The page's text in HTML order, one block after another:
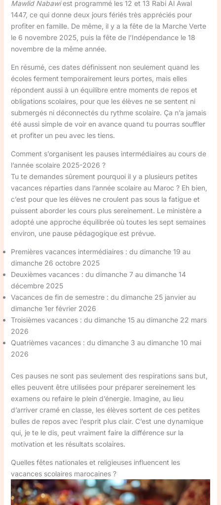
Mawlid Nabawiest programmé les 12 et 13 Rabi Al Awal
1447, ce qui donne deux jours fériés très appréciés pour
profiter en famille. De même, il y a la fête de la Marche Verte
le 6 novembre 2025, puis la fête de l’Indépendance le 18
novembre de la même année.
En résumé, ces dates définissent non seulement quand les
écoles ferment temporairement leurs portes, mais elles
répondent aussi à un équilibre entre moments de repos et
obligations scolaires, pour que les élèves ne se sentent ni
submergés ni déconnectés du rythme scolaire. Ça n’a jamais
été aussi simple de voir en avance quand tu pourras souffler
et profiter un peu avec les tiens.
Comment s’organisent les pauses intermédiaires au cours de
l’année scolaire 2025-2026 ?
Tu te demandes sûrement pourquoi il y a plusieurs petites
vacances réparties dans l’année scolaire au Maroc ? Eh bien,
c’est pour que les élèves ne croulent pas sous la fatigue et
puissent aborder les cours plus sereinement. Le ministère a
adopté une approche équilibrée où toutes les sept semaines
environ, une pause pédagogique est prévue.
Premières vacances intermédiaires : du dimanche 19 au
dimanche 26 octobre 2025
Deuxièmes vacances : du dimanche 7 au dimanche 14
décembre 2025
Vacances de fin de semestre : du dimanche 25 janvier au
dimanche 1er février 2026
Troisièmes vacances : du dimanche 15 au dimanche 22 mars
2026
Quatrièmes vacances : du dimanche 3 au dimanche 10 mai
2026
Ces pauses ne sont pas seulement des respirations sans but,
elles peuvent être utilisées pour préparer sereinement les
examens ou refaire le plein d’énergie. Imagine, au lieu
d’arriver cramé en classe, les élèves sortent de ces petites
bulles de repos avec l’esprit plus clair. C’est une dynamique
qui, je te le dis, peut vraiment faire la différence sur la
motivation et les résultats scolaires.
Quelles fêtes nationales et religieuses influencent les
vacances scolaires marocaines ?